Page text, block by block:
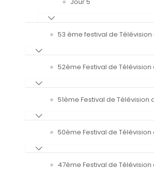
53 ème festival de
52ème Festival de
51ème Festival de
50ème Festival de
47ème Festival de